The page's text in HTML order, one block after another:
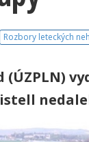
Rozbory leteckých